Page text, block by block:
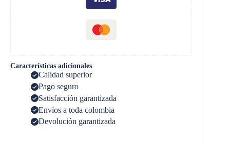
Características adicionales
Calidad superior
Pago seguro
Satisfacción garantizada
Envíos a toda colombia
Devolución garantizada